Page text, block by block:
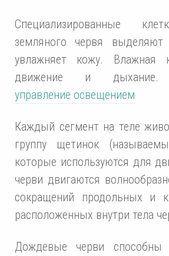
Специализированные
земляного червя выделяют
увлажняет кожу. Влажная
движение и
управление освещением
Каждый сегмент на теле
группу щетинок
которые используются для
черви двигаются
сокращений продольных и
расположенных внутри тела
Дождевые черви способны